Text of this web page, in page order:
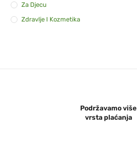
Za Djecu
Zdravlje I Kozmetika
Podržavamo više
vrsta plaćanja